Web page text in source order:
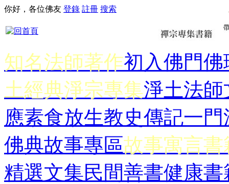
你好，各位佛友 登錄 註冊 搜索
知名法師著作初入佛門佛
土經典淨宗專集淨土法師
應素食放生教史傳記一門
佛典故事專區故事寓言書
精選文集民間善書健康書